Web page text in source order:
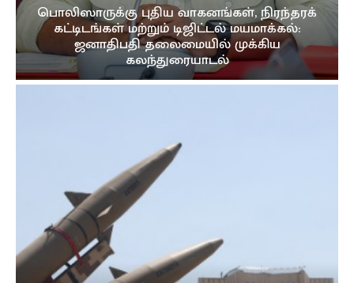
பொலிஸாருக்கு புதிய வாகனங்கள், நிரந்தரக்
கட்டிடங்கள் மற்றும் டிஜிட்டல் மயமாக்கல்:
ஜனாதிபதி தலைமையில் முக்கிய
கலந்துரையாடல்